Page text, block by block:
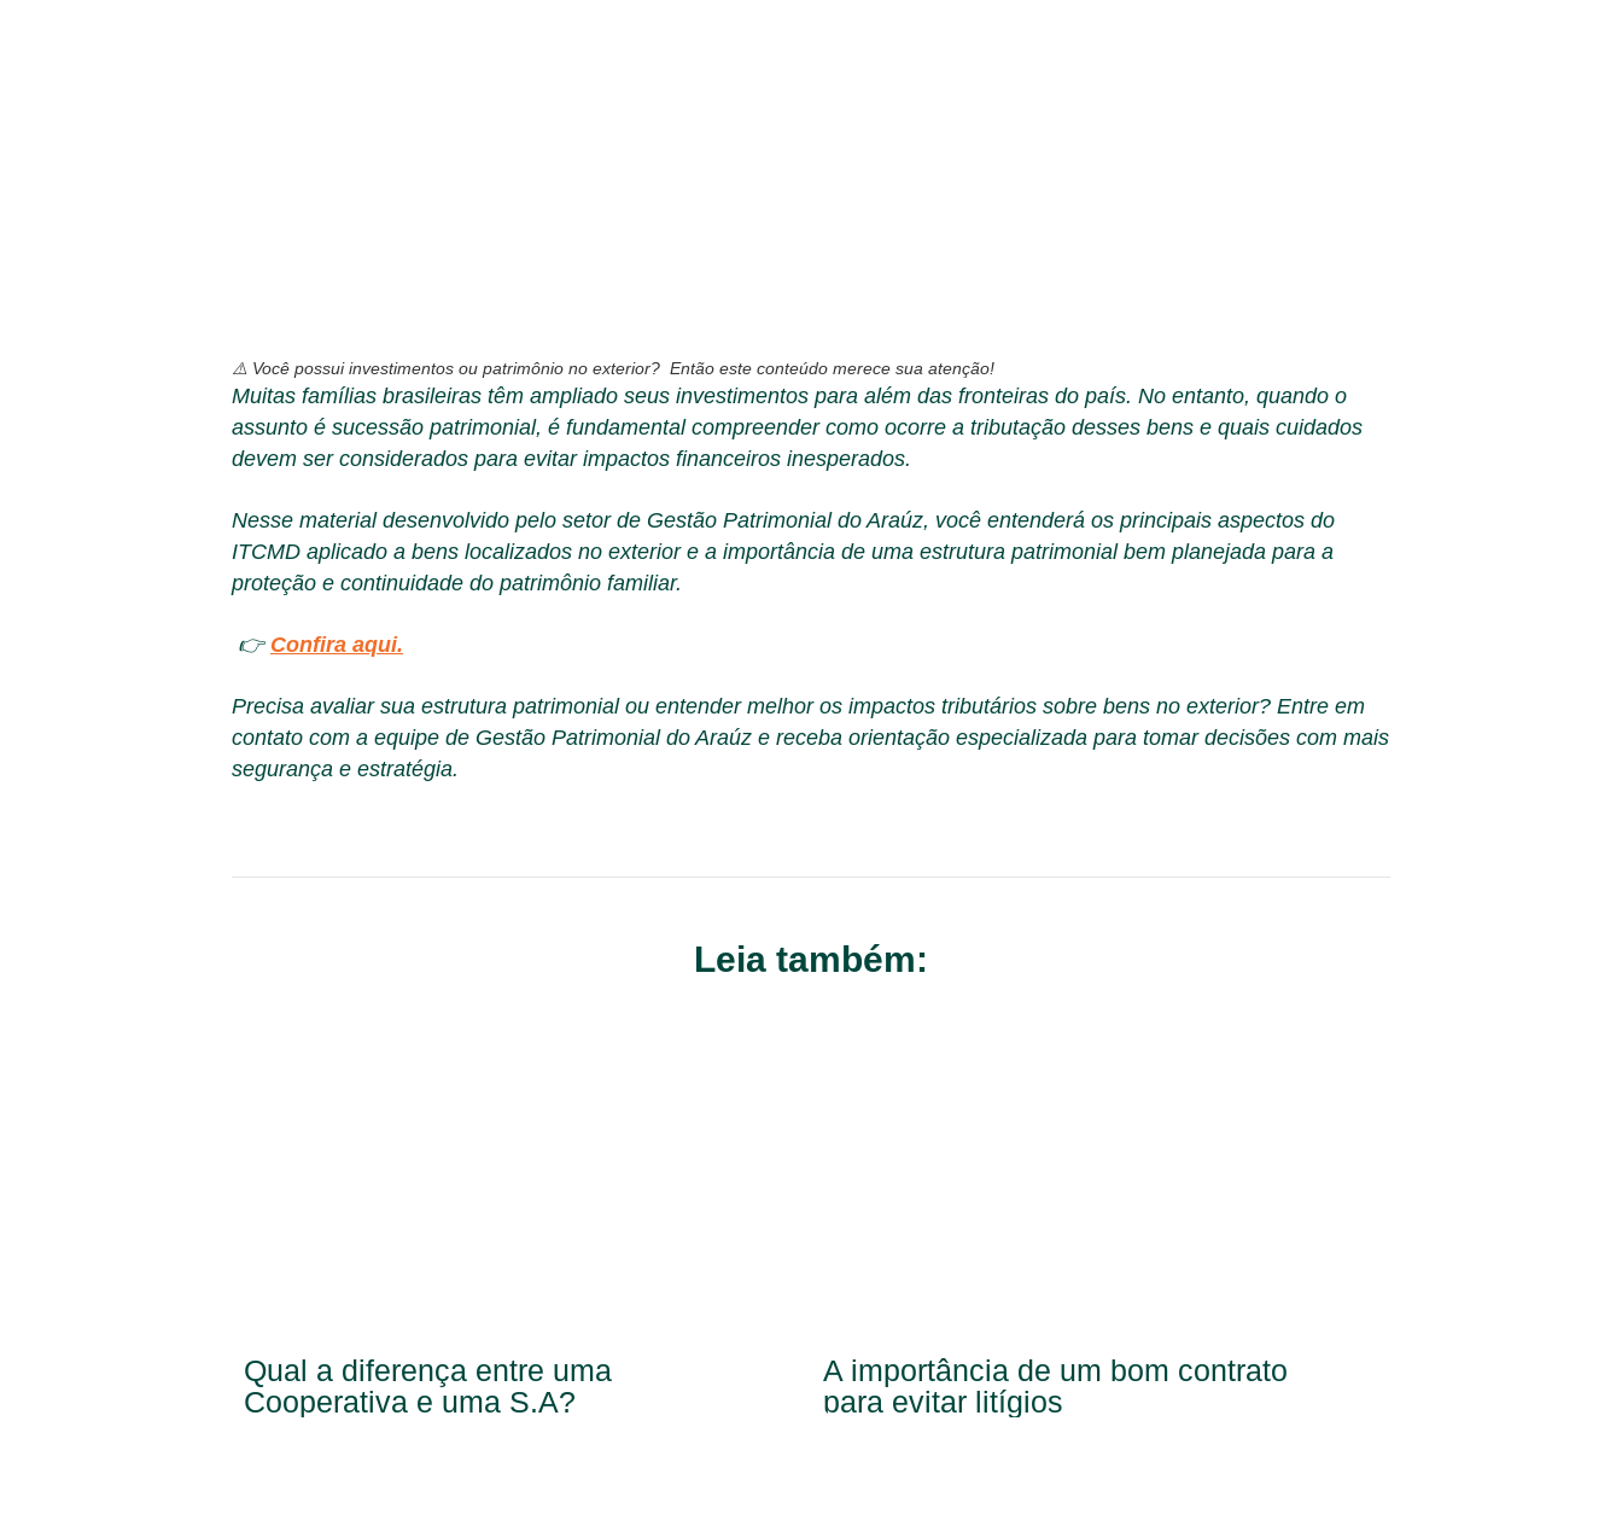
⚠️ Você possui investimentos ou patrimônio no exterior? Então este conteúdo merece sua atenção!
Muitas famílias brasileiras têm ampliado seus investimentos para além das fronteiras do país. No entanto, quando o
assunto é sucessão patrimonial, é fundamental compreender como ocorre a tributação desses bens e quais cuidados
devem ser considerados para evitar impactos financeiros inesperados.
Nesse material desenvolvido pelo setor de Gestão Patrimonial do Araúz, você entenderá os principais aspectos do
ITCMD aplicado a bens localizados no exterior e a importância de uma estrutura patrimonial bem planejada para a
proteção e continuidade do patrimônio familiar.
👉 Confira aqui.
Precisa avaliar sua estrutura patrimonial ou entender melhor os impactos tributários sobre bens no exterior? Entre em
contato com a equipe de Gestão Patrimonial do Araúz e receba orientação especializada para tomar decisões com mais
segurança e estratégia.
Leia também:
Qual a diferença entre uma
Cooperativa e uma S.A?
A importância de um bom contrato
para evitar litígios